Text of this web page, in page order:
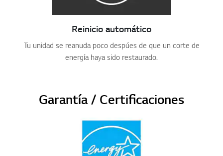
Reinicio automático
Tu unidad se reanuda poco despúes de que un corte de
energía haya sido restaurado.
Garantía / Certificaciones